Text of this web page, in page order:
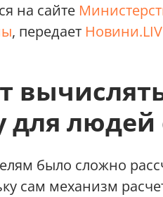
на сайте
, передает
для
было сложно
сам механизм